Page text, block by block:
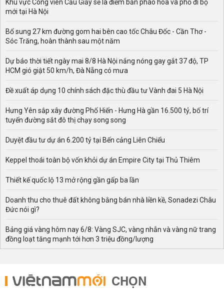
Khu vực Công viên Cầu Giấy sẽ là điểm bắn pháo hoa và phố đi bộ
mới tại Hà Nội
Bổ sung 27 km đường gom hai bên cao tốc Châu Đốc - Cần Thơ -
Sóc Trăng, hoàn thành sau một năm
Dự báo thời tiết ngày mai 8/8 Hà Nội nắng nóng gay gắt 37 độ, TP
HCM gió giật 50 km/h, Đà Nẵng có mưa
Đề xuất áp dụng 10 chính sách đặc thù đầu tư Vành đai 5 Hà Nội
Hưng Yên sắp xây đường Phố Hiến - Hưng Hà gần 16.500 tỷ, bố trí
tuyến đường sắt đô thị chạy song song
Duyệt đầu tư dự án 6.200 tỷ tại Bến cảng Liên Chiểu
Keppel thoái toàn bộ vốn khỏi dự án Empire City tại Thủ Thiêm
Thiết kế quốc lộ 13 mở rộng gần gấp ba lần
Doanh thu cho thuê đất không bằng bán nhà liền kề, Sonadezi Châu
Đức nói gì?
Bảng giá vàng hôm nay 6/8: Vàng SJC, vàng nhẫn và vàng nữ trang
đồng loạt tăng mạnh tới hơn 3 triệu đồng/lượng
CHỌN